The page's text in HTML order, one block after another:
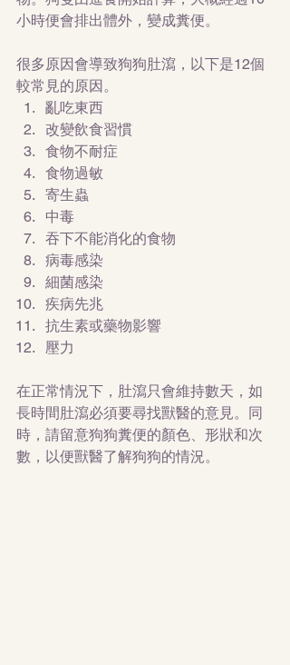
小時便會排出體外，變成糞便。
很多原因會導致狗狗肚瀉，以下是12個
較常見的原因。
亂吃東西
改變飲食習慣
食物不耐症
食物過敏
寄生蟲
中毒
吞下不能消化的食物
病毒感染
細菌感染
疾病先兆
抗生素或藥物影響
壓力
在正常情況下，肚瀉只會維持數天，如
長時間肚瀉必須要尋找獸醫的意見。同
時，請留意狗狗糞便的顏色、形狀和次
數，以便獸醫了解狗狗的情況。